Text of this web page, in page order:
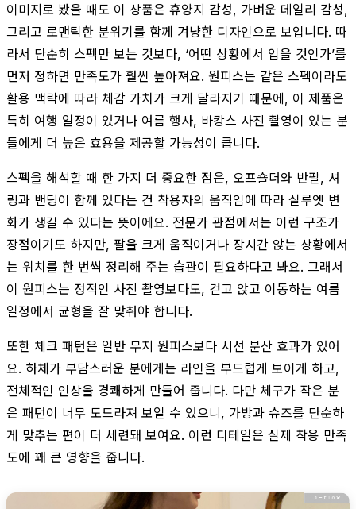
이미지로 봤을 때도 이 상품은 휴양지 감성, 가벼운 데일리 감성,
그리고 로맨틱한 분위기를 함께 겨냥한 디자인으로 보입니다. 따
라서 단순히 스펙만 보는 것보다, ‘어떤 상황에서 입을 것인가’를
먼저 정하면 만족도가 훨씬 높아져요. 원피스는 같은 스펙이라도
활용 맥락에 따라 체감 가치가 크게 달라지기 때문에, 이 제품은
특히 여행 일정이 있거나 여름 행사, 바캉스 사진 촬영이 있는 분
들에게 더 높은 효용을 제공할 가능성이 큽니다.
스펙을 해석할 때 한 가지 더 중요한 점은, 오프숄더와 반팔, 셔
링과 밴딩이 함께 있다는 건 착용자의 움직임에 따라 실루엣 변
화가 생길 수 있다는 뜻이에요. 전문가 관점에서는 이런 구조가
장점이기도 하지만, 팔을 크게 움직이거나 장시간 앉는 상황에서
는 위치를 한 번씩 정리해 주는 습관이 필요하다고 봐요. 그래서
이 원피스는 정적인 사진 촬영보다도, 걷고 앉고 이동하는 여름
일정에서 균형을 잘 맞춰야 합니다.
또한 체크 패턴은 일반 무지 원피스보다 시선 분산 효과가 있어
요. 하체가 부담스러운 분에게는 라인을 부드럽게 보이게 하고,
전체적인 인상을 경쾌하게 만들어 줍니다. 다만 체구가 작은 분
은 패턴이 너무 도드라져 보일 수 있으니, 가방과 슈즈를 단순하
게 맞추는 편이 더 세련돼 보여요. 이런 디테일은 실제 착용 만족
도에 꽤 큰 영향을 줍니다.